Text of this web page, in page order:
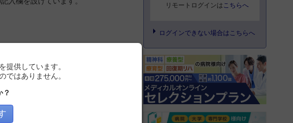
リモートログインは こちらへ
ログインできない場合はこちらへ
提供しています。
ではありません。
？